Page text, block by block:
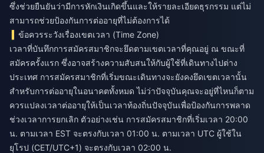
ซึ่งช่วยยืนยันว่ามีการหักเงินเกิดขึ้นและให้รายละเอียดธุรกรรม แต่ไม่
สามารถช่วยป้องกันการต่ออายุที่ไม่ต้องการได้
ข้อควรระวังเรื่องเขตเวลา (Time Zone)
เวลาที่บันทึกการสมัครสมาชิกจะยึดตามเขตเวลาที่คุณอยู่ ณ ขณะที่
สมัครครั้งแรก ซึ่งอาจสร้างความสับสนให้กับผู้ใช้ที่เดินทางไปต่าง
ประเทศ การสมัครสมาชิกที่เริ่มขณะเดินทางจะยังคงยึดเขตเวลานั้น
สำหรับการต่ออายุในอนาคตทั้งหมด ไม่ว่าปัจจุบันคุณจะอยู่ที่ไหนก็ตาม
ควรแปลงเวลาต่ออายุให้เป็นเวลาท้องถิ่นปัจจุบันเพื่อป้องกันการพลาด
ช่วงเวลาการยกเลิก ตัวอย่างเช่น การสมัครสมาชิกที่เริ่มเวลา 20:00
น. ตามเวลา EST จะตรงกับเวลา 01:00 น. ตามเวลา UTC ผู้ใช้ใน
ยุโรป (CET/UTC+1) จะตรงกับเวลา 02:00 น.